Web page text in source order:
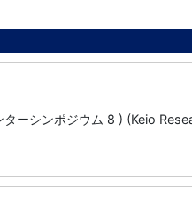
ターシンポジウム 8 ) (Keio